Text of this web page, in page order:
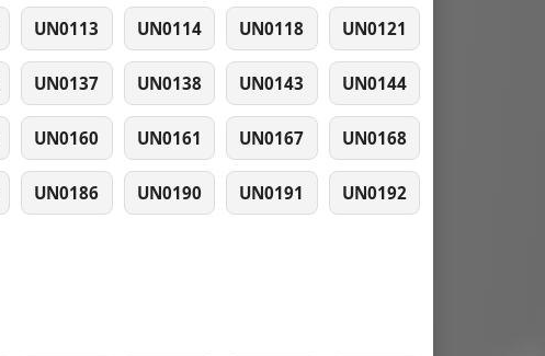
UN0113 UN0114 UN0118 UN0121
UN0137 UN0138 UN0143 UN0144
UN0160 UN0161 UN0167 UN0168
UN0186 UN0190 UN0191 UN0192